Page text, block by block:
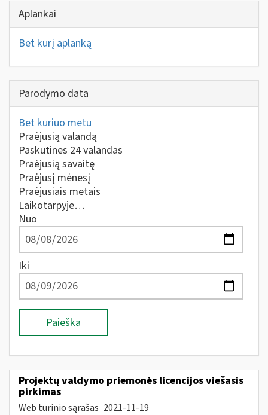
Aplankai
Bet kurį aplanką
Parodymo data
Bet kuriuo metu
Praėjusią valandą
Paskutines 24 valandas
Praėjusią savaitę
Praėjusį mėnesį
Praėjusiais metais
Laikotarpyje…
Nuo
Iki
Paieška
Projektų valdymo priemonės licencijos viešasis
pirkimas
Web turinio sąrašas 2021-11-19